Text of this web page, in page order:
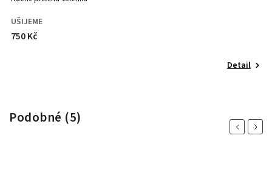
UŠIJEME
750 Kč
Detail
Podobné (5)
PreviousNext